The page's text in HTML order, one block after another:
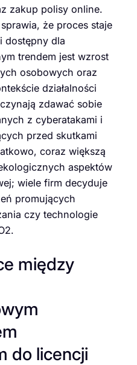
zakup polisy online.
że proces staje
dostępny dla
trendem jest wzrost
osobowych oraz
działalności
zdawać sobie
z cyberatakami i
przed skutkami
coraz większą
aspektów
wiele firm decyduje
promujących
czy technologie
między
do licencji